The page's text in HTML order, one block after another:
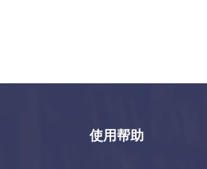
使用帮助